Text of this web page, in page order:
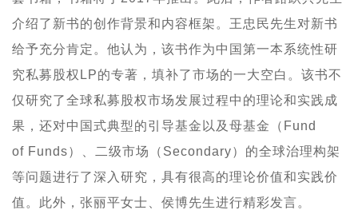
介绍了新书的创作背景和内容框架。王忠民先生对新书
给予充分肯定。他认为，该书作为中国第一本系统性研
究私募股权 LP的专著，填补了市场的一大空白。该书不
仅研究了全球私募股权市场发展过程中的理论和实践成
果，还对中国式典型的引导基金以及母基金（ Fund
of Funds）、二级市场（ Secondary）的全球治理构架
等问题进行了深入研究，具有很高的理论价值和实践价
值。此外，张丽平女士、侯博先生进行精彩发言。